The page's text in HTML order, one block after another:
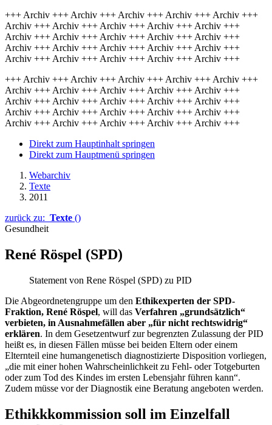
+++ Archiv +++ Archiv +++ Archiv +++ Archiv +++ Archiv +++
Archiv +++ Archiv +++ Archiv +++ Archiv +++ Archiv +++
Archiv +++ Archiv +++ Archiv +++ Archiv +++ Archiv +++
Archiv +++ Archiv +++ Archiv +++ Archiv +++ Archiv +++
Archiv +++ Archiv +++ Archiv +++ Archiv +++ Archiv +++
+++ Archiv +++ Archiv +++ Archiv +++ Archiv +++ Archiv +++
Archiv +++ Archiv +++ Archiv +++ Archiv +++ Archiv +++
Archiv +++ Archiv +++ Archiv +++ Archiv +++ Archiv +++
Archiv +++ Archiv +++ Archiv +++ Archiv +++ Archiv +++
Archiv +++ Archiv +++ Archiv +++ Archiv +++ Archiv +++
Direkt zum Hauptinhalt springen
Direkt zum Hauptmenü springen
Webarchiv
Texte
2011
zurück zu: Texte ()
Gesundheit
René Röspel (SPD)
Statement von Rene Röspel (SPD) zu PID
Die Abgeordnetengruppe um den Ethikexperten der SPD-
Fraktion, René Röspel, will das Verfahren „grundsätzlich“
verbieten, in Ausnahmefällen aber „für nicht rechtswidrig“
erklären. In dem Gesetzentwurf zur begrenzten Zulassung der PID
heißt es, in diesen Fällen müsse bei beiden Eltern oder einem
Elternteil eine humangenetisch diagnostizierte Disposition vorliegen,
„die mit einer hohen Wahrscheinlichkeit zu Fehl- oder Totgeburten
oder zum Tod des Kindes im ersten Lebensjahr führen kann“.
Zudem müsse vor der Diagnostik eine Beratung angeboten werden.
Ethikkkommission soll im Einzelfall